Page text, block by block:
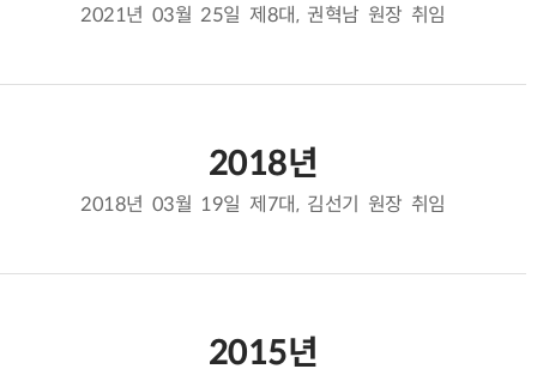
2021년 03월 25일 제8대, 권혁남 원장 취임
2018년
2018년 03월 19일 제7대, 김선기 원장 취임
2015년